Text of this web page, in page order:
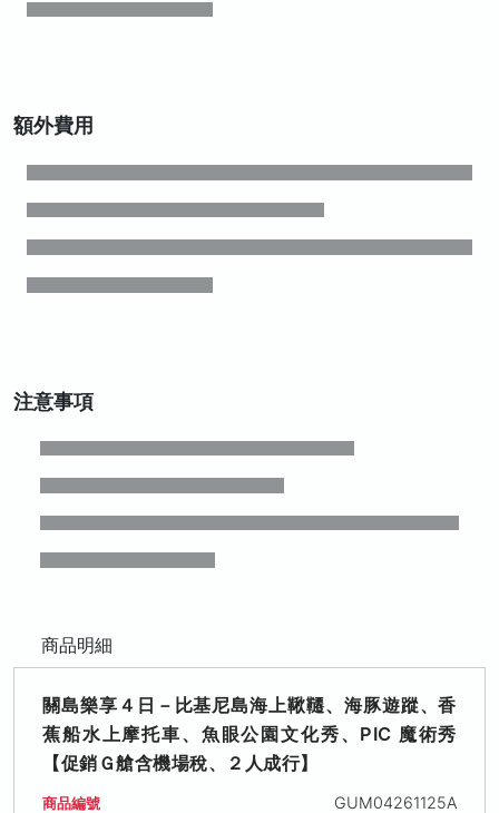
額外費用
注意事項
商品明細
關島樂享４日－比基尼島海上鞦韆、海豚遊蹤、香
蕉船水上摩托車、魚眼公園文化秀、PIC 魔術秀
【促銷Ｇ艙含機場稅、２人成行】
商品編號 GUM04261125A